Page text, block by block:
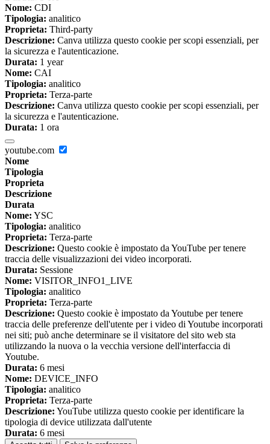
Nome: CDI
Tipologia: analitico
Proprieta: Third-party
Descrizione: Canva utilizza questo cookie per scopi essenziali, per
la sicurezza e l'autenticazione.
Durata: 1 year
Nome: CAI
Tipologia: analitico
Proprieta: Terza-parte
Descrizione: Canva utilizza questo cookie per scopi essenziali, per
la sicurezza e l'autenticazione.
Durata: 1 ora
youtube.com
Nome
Tipologia
Proprieta
Descrizione
Durata
Nome: YSC
Tipologia: analitico
Proprieta: Terza-parte
Descrizione: Questo cookie è impostato da YouTube per tenere
traccia delle visualizzazioni dei video incorporati.
Durata: Sessione
Nome: VISITOR_INFO1_LIVE
Tipologia: analitico
Proprieta: Terza-parte
Descrizione: Questo cookie è impostato da Youtube per tenere
traccia delle preferenze dell'utente per i video di Youtube incorporati
nei siti; può anche determinare se il visitatore del sito web sta
utilizzando la nuova o la vecchia versione dell'interfaccia di
Youtube.
Durata: 6 mesi
Nome: DEVICE_INFO
Tipologia: analitico
Proprieta: Terza-parte
Descrizione: YouTube utilizza questo cookie per identificare la
tipologia di device utilizzata dall'utente
Durata: 6 mesi